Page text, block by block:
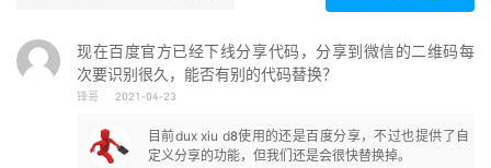
现在百度官方已经下线分享代码，分享到微信的二维码每
次要识别很久，能否有别的代码替换？
锋哥 2021-04-23
目前dux xiu d8使用的还是百度分享，不过也提供了自
定义分享的功能，但我们还是会很快替换掉。